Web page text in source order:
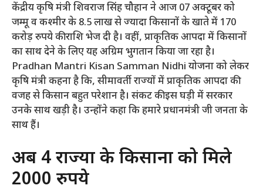
केंद्रीय कृषि मंत्री शिवराज सिंह चौहान ने आज 07 अक्टूबर को
जम्मू व कश्मीर के 8.5 लाख से ज्यादा किसानों के खाते में 170
करोड़ रुपये की राशि भेज दी है। वहीं, प्राकृतिक आपदा में किसानों
का साथ देने के लिए यह अग्रिम भुगतान किया जा रहा है।
Pradhan Mantri Kisan Samman Nidhi योजना को लेकर
कृषि मंत्री कहना है कि, सीमावर्ती राज्यों में प्राकृतिक आपदा की
वजह से किसान बहुत परेशान है। संकट की इस घड़ी में सरकार
उनके साथ खड़ी है। उन्होंने कहा कि हमारे प्रधानमंत्री जी जनता के
साथ हैं।
अब 4 राज्यों के किसानों को मिले
2000 रुपये